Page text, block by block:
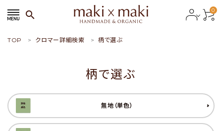
search 0
ようこそ ゲスト 様
meeting_room person
TOP クロマー詳細検索 柄で選ぶ
柄で選ぶ
無地（単色）